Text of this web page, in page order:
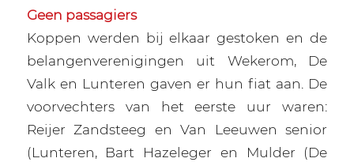
Geen passagiers
Koppen werden bij elkaar gestoken en de
belangenverenigingen uit Wekerom, De
Valk en Lunteren gaven er hun fiat aan. De
voorvechters van het eerste uur waren:
Reijer Zandsteeg en Van Leeuwen senior
(Lunteren, Bart Hazeleger en Mulder (De